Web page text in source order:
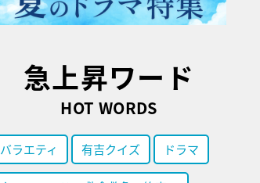
急上昇ワード
HOT WORDS
バラエティ 有吉クイズ ドラマ